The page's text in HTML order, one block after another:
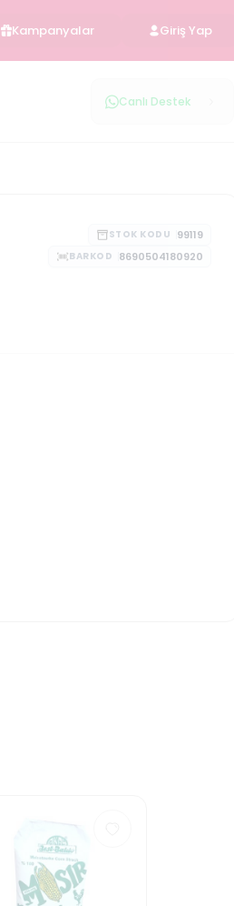
Kampanyalar Giriş Yap
Canlı Destek
STOK KODU 99119
BARKOD 8690504180920